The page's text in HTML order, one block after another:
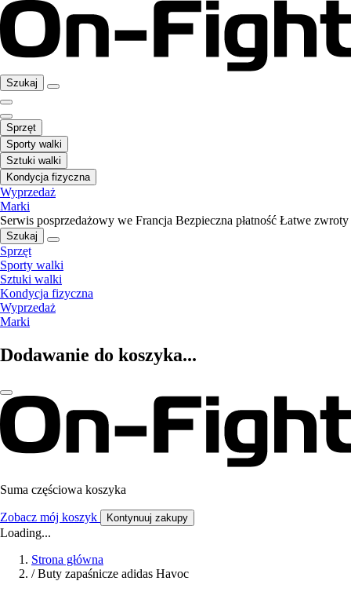
Szukaj
Sprzęt
Sporty walki
Sztuki walki
Kondycja fizyczna
Wyprzedaż
Marki
Serwis posprzedażowy we Francja Bezpieczna płatność Łatwe zwroty
Szukaj
Sprzęt
Sporty walki
Sztuki walki
Kondycja fizyczna
Wyprzedaż
Marki
Dodawanie do koszyka...
Suma częściowa koszyka
Zobacz mój koszyk Kontynuuj zakupy
Loading...
Strona główna
/ Buty zapaśnicze adidas Havoc